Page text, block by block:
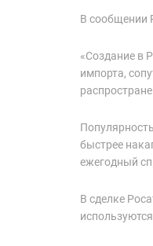
В сообщении
«Создание в
импорта,
быстрее
ежегодный
В сделке